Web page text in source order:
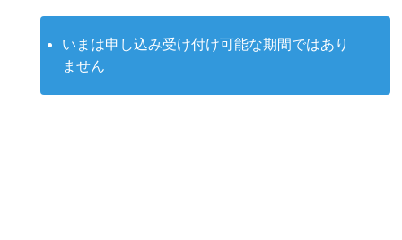
いまは申し込み受け付け可能な期間ではあり
ません